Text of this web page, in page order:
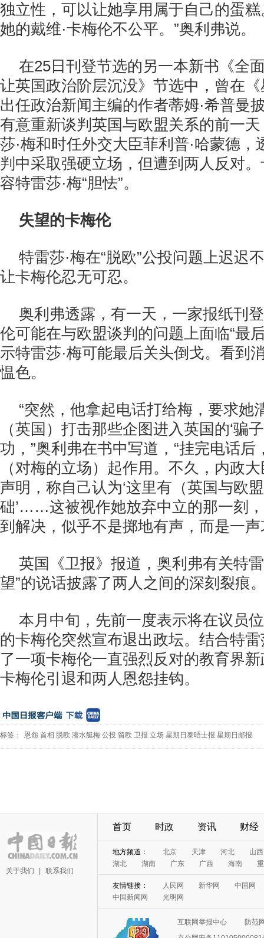
独立性，可以让她享用属于自己的蛋
她的戴维·卡梅伦不公平。”奥利弗说。
在25日刊登节选的另一本新书《全
让英国政治阶层沉没》节选中，曾在
出任政治新闻主编的作者蒂姆·希普曼
有意重新谈判英国与欧盟关系的前一
莎·梅和时任外交大臣菲利普·哈蒙德，
判中采取强硬立场，但遭到两人反对
容特雷莎·梅“胆怯”。
失望的卡梅伦
特雷莎·梅在“脱欧”公投问题上迟迟
让卡梅伦忍无可忍。
奥利弗透露，有一天，一家报纸刊
伦可能在与欧盟谈判的问题上面临“最
示特雷莎·梅可能最后关头倒戈。看到
愠色。
“突然，他拿起电话打给梅，要求她
（英国）打击那些企图进入英国的‘骗
功，”奥利弗在书中写道，“挂完电话后
（对梅的立场）起作用。不久，内政
声明，称自己认为‘这里有（英国与欧
础’……这被视作她放弃中立的那一刻
到解决，似乎不是掷地有声，而是一声
英国《卫报》报道，奥利弗有关特
望”的说话披露了两人之间的深刻裂痕
本月中旬，先前一度表示将在议员
的卡梅伦突然宣布退出政坛。结合特
了一项卡梅伦一直强烈反对的教育界
卡梅伦引退和两人恩怨挂钩。
标签： 恩怨 首相 脱欧 潜水艇梅 公投 留欧 卫报 立场 星期日泰晤士报 星期日邮报
关于我们 联系我们
首页 时政 资讯 财经
地方频道： 北京 天津 河北
山西
湖北
湖南 广东 广西 海南
友情链接： 人民网 新华网
中国网
中国新闻网
光明网
互联网举报中心
防范